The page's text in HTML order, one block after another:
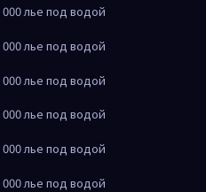
лье под водой
лье под водой
лье под водой
лье под водой
лье под водой
лье под водой